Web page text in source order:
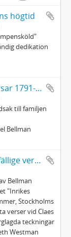
högtid
dedikation
Carl Michael Bellman: Versar 1791-94, mest till Westmanska familjen
till familjen
Bellman
Carl Michael Bellman: Tillfällige verser och rim skrifne och hopsamlade innom ett hus, där Auctor finner sig älskad och wälkommen
Bellman
"Inrikes
Stockholms
verser vid Claes
teckningar
Westman